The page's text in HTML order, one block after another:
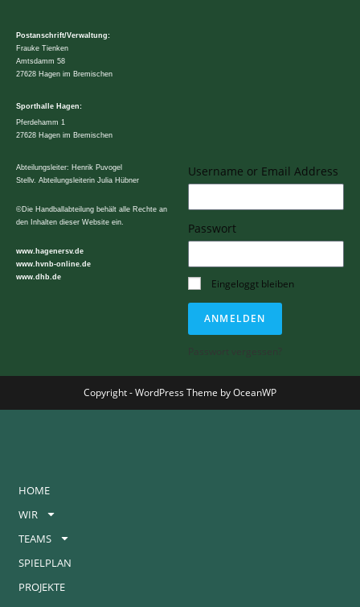
Postanschrift/Verwaltung:
Frauke Tienken
Amtsdamm 58
27628 Hagen im Bremischen
Sporthalle Hagen:
Pferdehamm 1
27628 Hagen im Bremischen
Abteilungsleiter: Henrik Puvogel
Stellv. Abteilungsleiterin Julia Hübner
©Die Handballabteilung behält alle Rechte an
den Inhalten dieser Website ein.
www.hagenersv.de
www.hvnb-online.de
www.dhb.de
Username or Email Address
Passwort
Eingeloggt bleiben
ANMELDEN
Passwort vergessen?
Copyright - WordPress Theme by OceanWP
HOME
WIR
TEAMS
SPIELPLAN
PROJEKTE